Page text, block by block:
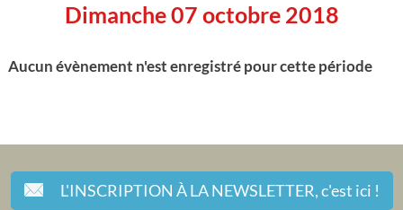
Dimanche 07 octobre 2018
Aucun évènement n'est enregistré pour cette période
L'INSCRIPTION À LA NEWSLETTER,c'est ici !